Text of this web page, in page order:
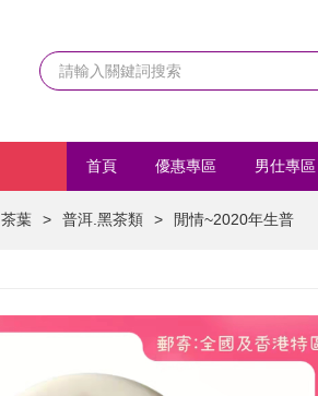
首頁 優惠專區 男仕專區
化妝品 首飾/髮飾 運動
茶葉 > 普洱.黑茶類 > 閒情~2020年生普